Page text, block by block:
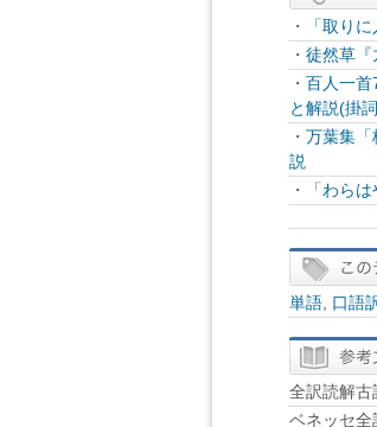
・
「取り
・ 徒然草『
・ 百人一首
と解説(掛
・ 万葉集「
説
・
「わら
単語 口語
全訳読解
ベネッセ